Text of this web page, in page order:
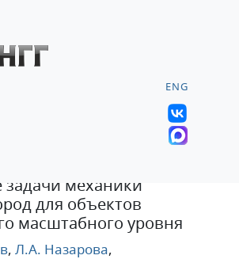
ENG
механики
для объектов
масштабного уровня
, Л.А. Назарова,